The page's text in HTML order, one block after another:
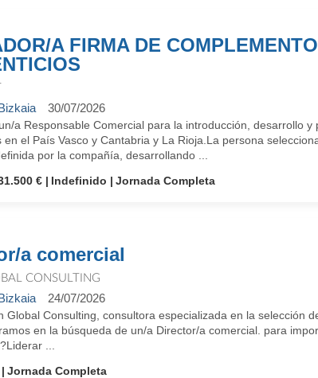
A FIRMA DE
30/07/2026
a Responsable Comercial para la introducción, desarrollo
en el País Vasco y Cantabria y La Rioja.La persona
por la compañía, desarrollando ...
€
Indefinido Jornada Completa
a comercial
CONSULTING
24/07/2026
Global Consulting, consultora especializada en la selección
en la búsqueda de un/a Director/a comercial. para
...
Jornada Completa